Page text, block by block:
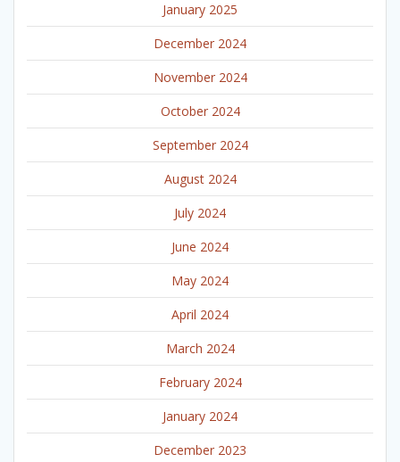
January 2025
December 2024
November 2024
October 2024
September 2024
August 2024
July 2024
June 2024
May 2024
April 2024
March 2024
February 2024
January 2024
December 2023